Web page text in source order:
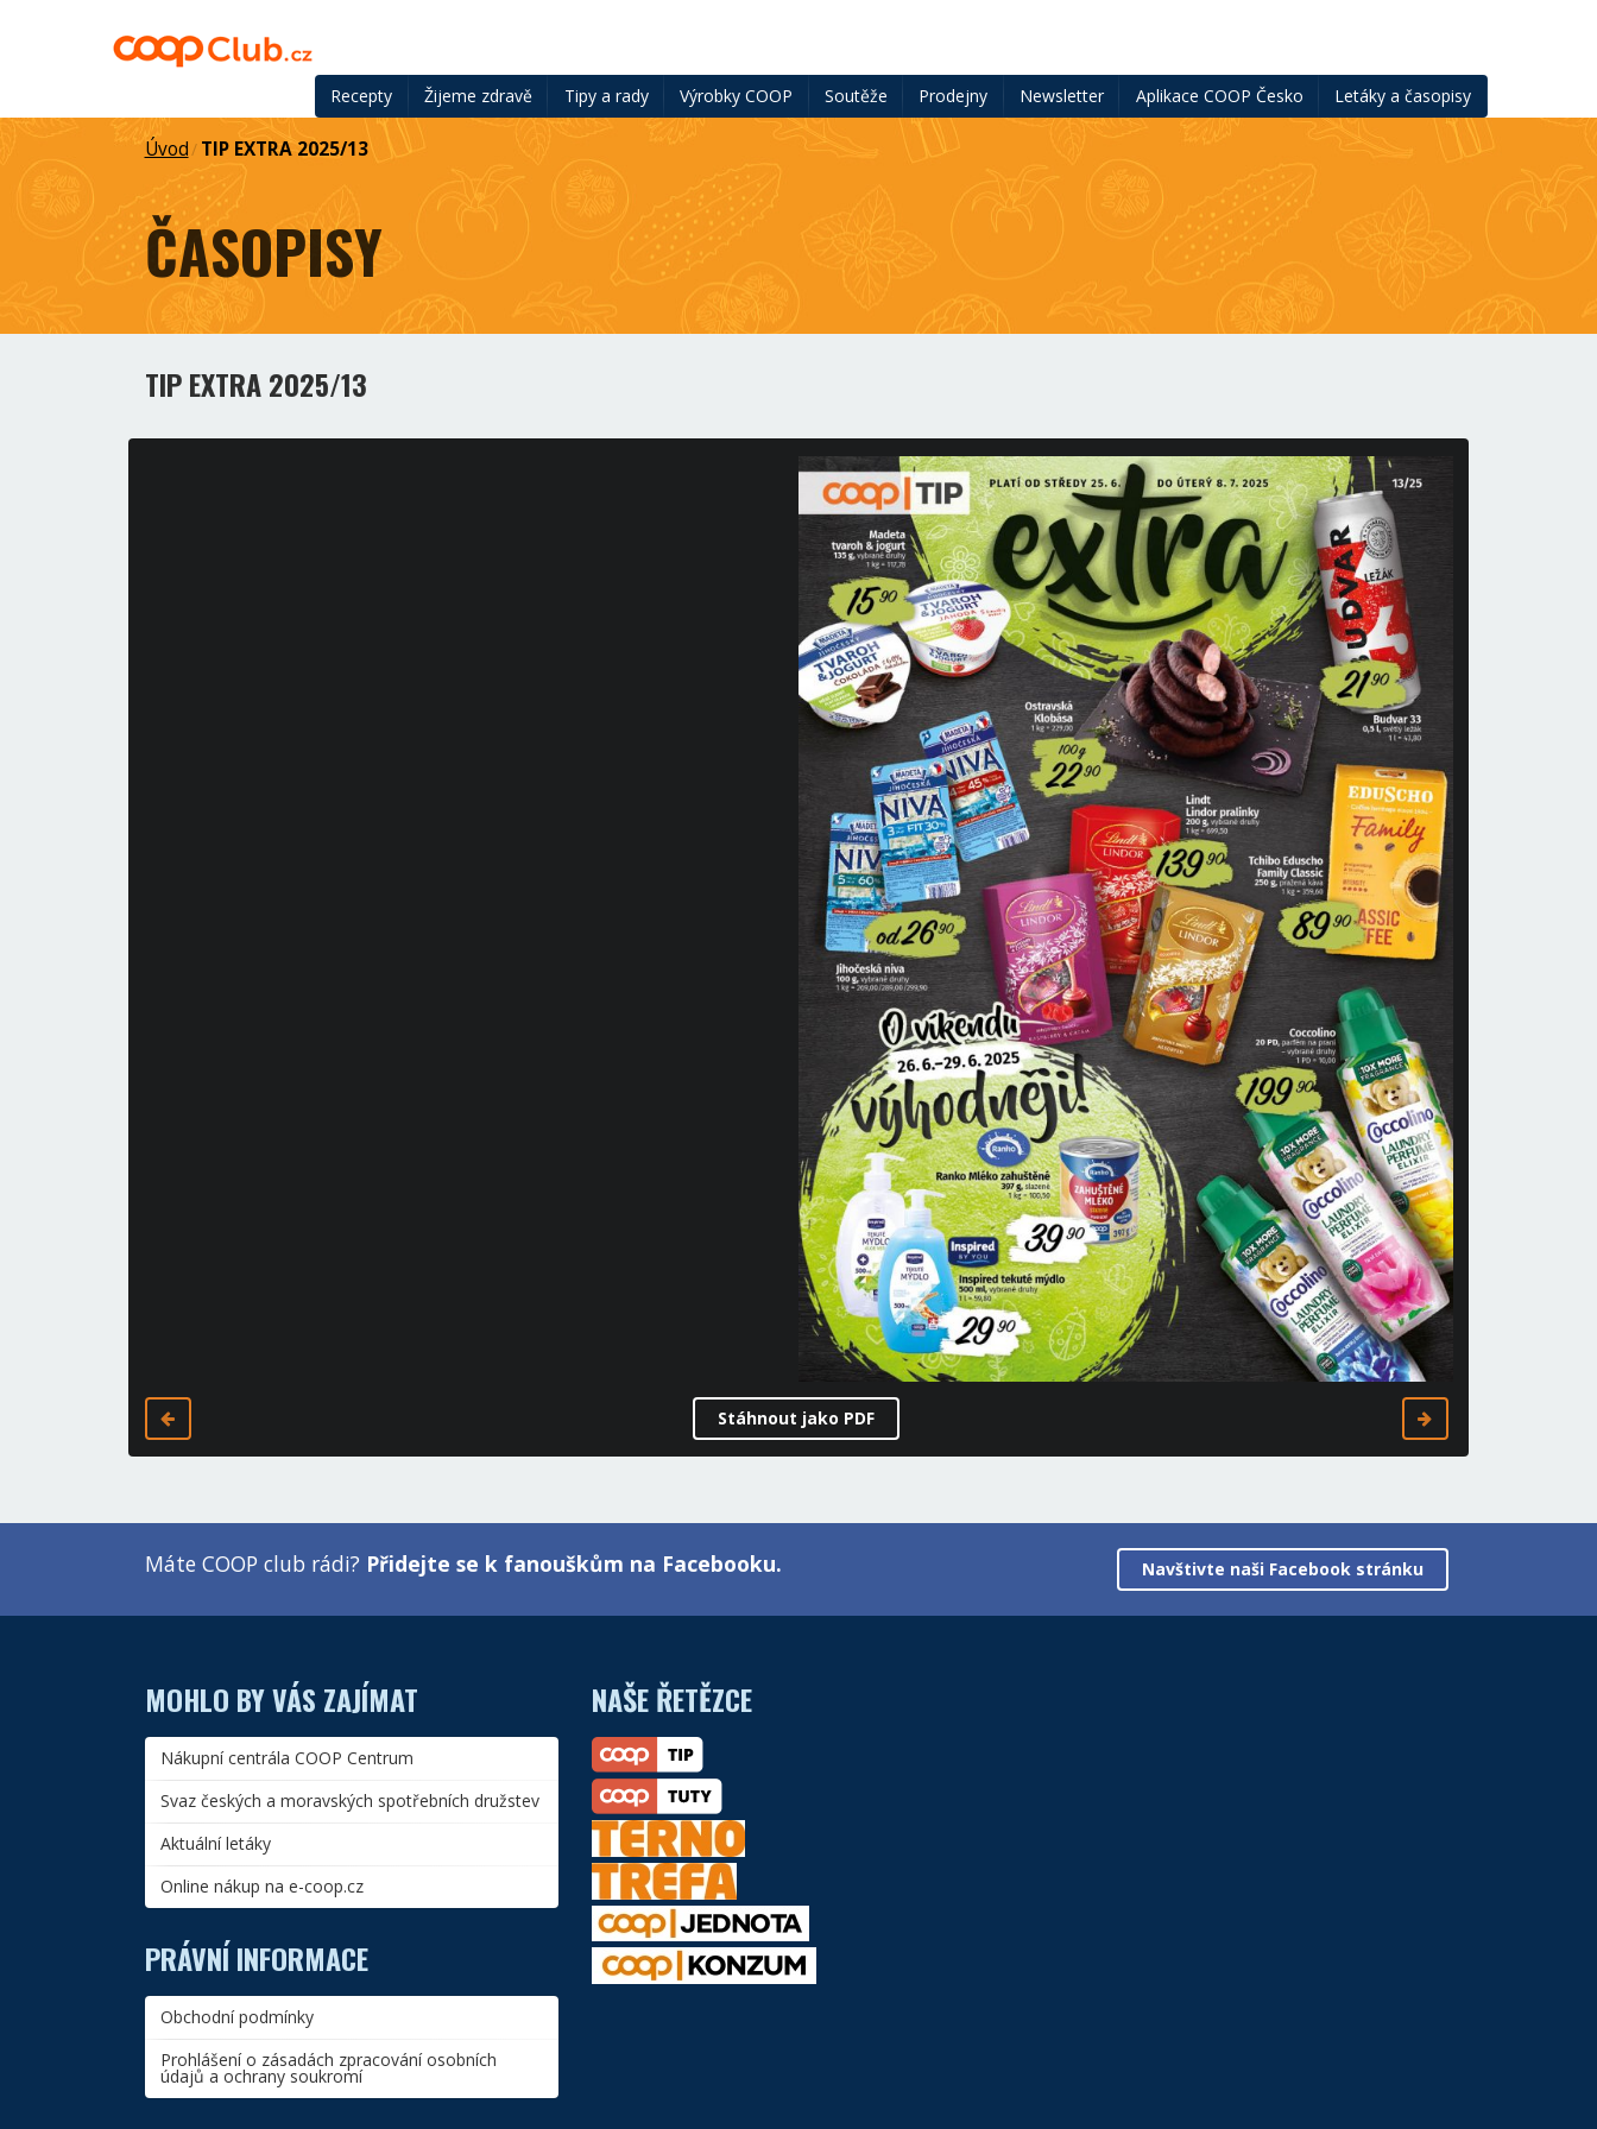
Recepty Žijeme zdravě Tipy a rady Výrobky COOP Soutěže Prodejny Newsletter Aplikace COOP Česko Letáky a časopisy
Úvod/ TIP EXTRA 2025/13
ČASOPISY
TIP EXTRA 2025/13
Stáhnout jako PDF
Máte COOP club rádi? Přidejte se k fanouškům na Facebooku. Navštivte naši Facebook stránku
MOHLO BY VÁS ZAJÍMAT
Nákupní centrála COOP Centrum
Svaz českých a moravských spotřebních družstev
Aktuální letáky
Online nákup na e-coop.cz
PRÁVNÍ INFORMACE
Obchodní podmínky
Prohlášení o zásadách zpracování osobních
údajů a ochrany soukromí
NAŠE ŘETĚZCE